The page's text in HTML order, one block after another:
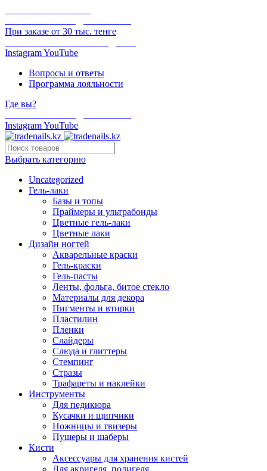
При заказе от 30 тыс. тенге
InstagramYouTube
Вопросы и ответы
Программа лояльности
Где вы?
InstagramYouTube
Выбрать категорию
Uncategorized
Гель-лаки
Базы и топы
Праймеры и ультрабонды
Цветные гель-лаки
Цветные лаки
Дизайн ногтей
Акварельные краски
Гель-краски
Гель-пасты
Ленты, фольга, битое стекло
Материалы для декора
Пигменты и втирки
Пластилин
Пленки
Слайдеры
Слюда и глиттеры
Стемпинг
Стразы
Трафареты и наклейки
Инструменты
Для педикюра
Кусачки и щипчики
Ножницы и твизеры
Пушеры и шаберы
Кисти
Аксессуары для хранения кистей
Для акригеля, полигеля